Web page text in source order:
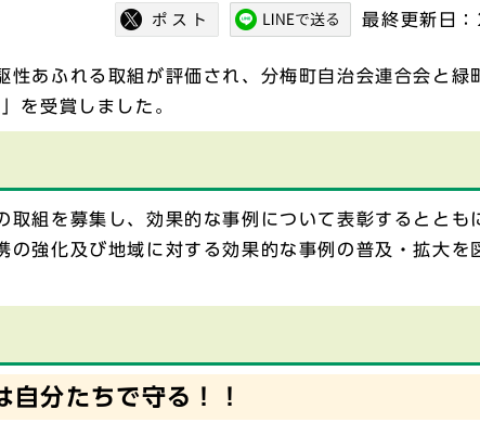
最終更新日
あふれる取組が評価され、分梅町自治会連合会と緑
を受賞しました。
組を募集し、効果的な事例について表彰するととも
強化及び地域に対する効果的な事例の普及・拡大を
分たちで守る！！